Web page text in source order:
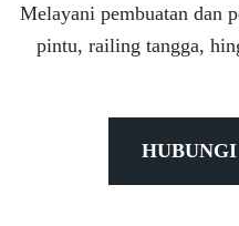
Melayani pembuatan dan
pintu, railing tangga,